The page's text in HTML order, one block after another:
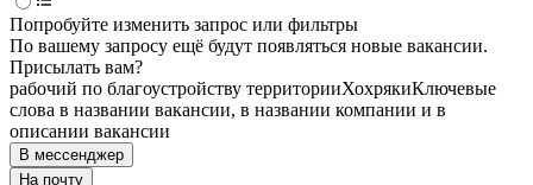
Попробуйте изменить запрос или фильтры
По вашему запросу ещё будут появляться новые вакансии.
Присылать вам?
рабочий по благоустройству территорииХохрякиКлючевые
слова в названии вакансии, в названии компании и в
описании вакансии
В мессенджер
На почту